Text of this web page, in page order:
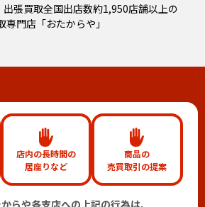
出張買取全国出店数約1,950店舗以上の
専門店「おたからや」
店内の長時間の
居座りなど
商品の
売買取引の提案
らや各支店への上記の行為は、